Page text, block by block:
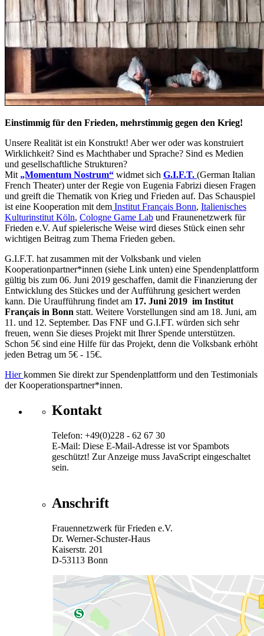
Einstimmig für den Frieden, mehrstimmig gegen den Krieg!
Unsere Realität ist ein Konstrukt! Aber wer oder was konstruiert
Wirklichkeit? Sind es Machthaber und Sprache? Sind es Medien
und gesellschaftliche Strukturen?
Mit „Momentum Nostrum“ widmet sich G.I.F.T. (German Italian
French Theater) unter der Regie von Eugenia Fabrizi diesen Fragen
und greift die Thematik von Krieg und Frieden auf. Das Schauspiel
ist eine Kooperation mit dem Institut Français Bonn, Italienisches
Kulturinstitut Köln, Cologne Game Lab und Fraunenetzwerk für
Frieden e.V. Auf spielerische Weise wird dieses Stück einen sehr
wichtigen Beitrag zum Thema Frieden geben.
G.I.F.T. hat zusammen mit der Volksbank und vielen
Kooperationpartner*innen (siehe Link unten) eine Spendenplattform
gültig bis zum 06. Juni 2019 geschaffen, damit die Finanzierung der
Entwicklung des Stückes und der Aufführung gesichert werden
kann. Die Uraufführung findet am 17. Juni 2019 im Institut
Français in Bonn statt. Weitere Vorstellungen sind am 18. Juni, am
11. und 12. September. Das FNF und G.I.FT. würden sich sehr
freuen, wenn Sie dieses Projekt mit Ihrer Spende unterstützen.
Schon 5€ sind eine Hilfe für das Projekt, denn die Volksbank erhöht
jeden Betrag um 5€ - 15€.
Hierkommen Sie direkt zur Spendenplattform und den Testimonials
der Kooperationspartner*innen.
Kontakt
Telefon: +49(0)228 - 62 67 30
E-Mail: Diese E-Mail-Adresse ist vor Spambots
geschützt! Zur Anzeige muss JavaScript eingeschaltet
sein.
Anschrift
Frauennetzwerk für Frieden e.V.
Dr. Werner-Schuster-Haus
Kaiserstr. 201
D-53113 Bonn